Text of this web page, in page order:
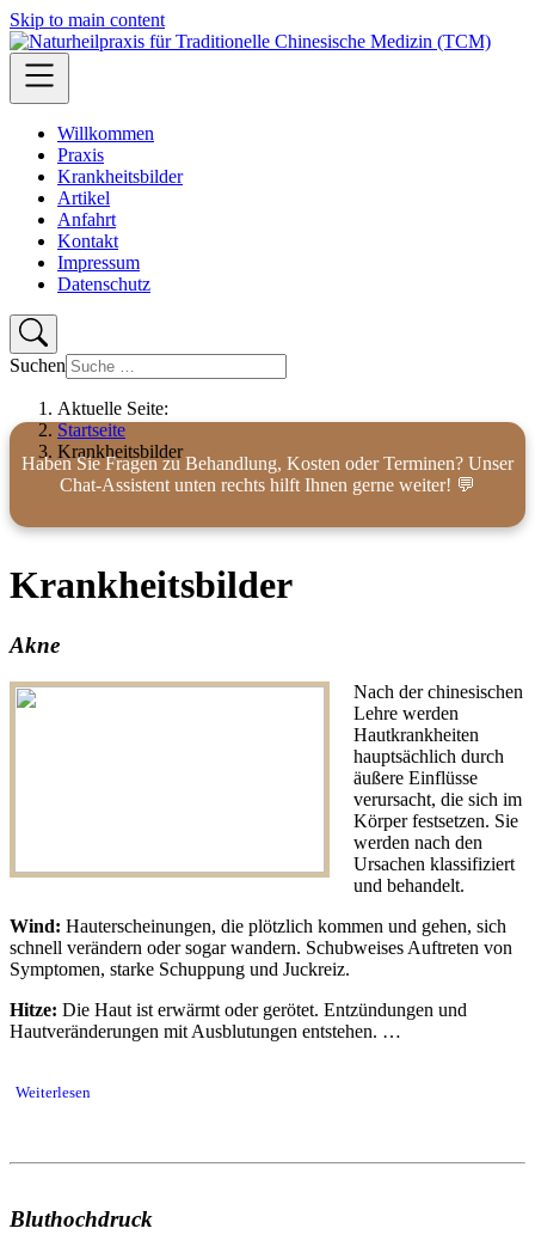
Skip to main content
Willkommen
Praxis
Krankheitsbilder
Artikel
Anfahrt
Kontakt
Impressum
Datenschutz
Suchen
Aktuelle Seite:
Startseite
Krankheitsbilder
Haben Sie Fragen zu Behandlung, Kosten oder Terminen? Unser
Chat-Assistent unten rechts hilft Ihnen gerne weiter! 💬
Krankheitsbilder
Akne
Nach der chinesischen
Lehre werden
Hautkrankheiten
hauptsächlich durch
äußere Einflüsse
verursacht, die sich im
Körper festsetzen. Sie
werden nach den
Ursachen klassifiziert
und behandelt.
Wind: Hauterscheinungen, die plötzlich kommen und gehen, sich
schnell verändern oder sogar wandern. Schubweises Auftreten von
Symptomen, starke Schuppung und Juckreiz.
Hitze: Die Haut ist erwärmt oder gerötet. Entzündungen und
Hautveränderungen mit Ausblutungen entstehen. …
Weiterlesen
Bluthochdruck